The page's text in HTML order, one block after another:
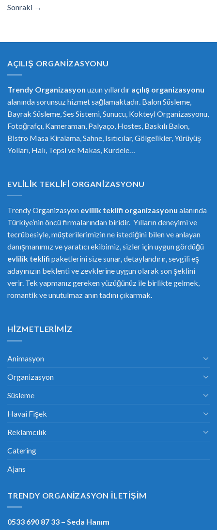
Sonraki →
AÇILIŞ ORGANIZASYONU
Trendy Organizasyon uzun yıllardır açılış organizasyonu
alanında sorunsuz hizmet sağlamaktadır. Balon Süsleme,
Bayrak Süsleme, Ses Sistemi, Sunucu, Kokteyl Organizasyonu,
Fotoğrafçı, Kameraman, Palyaço, Hostes, Baskılı Balon,
Bistro Masa Kiralama, Sahne, Isıtıcılar, Gölgelikler, Yürüyüş
Yolları, Halı, Tepsi ve Makas, Kurdele…
EVLILIK TEKLIFI ORGANIZASYONU
Trendy Organizasyon evlilik teklifi organizasyonu alanında
Türkiye’nin öncü firmalarından biridir. Yılların deneyimi ve
tecrübesiyle, müşterilerimizin ne istediğini bilen ve anlayan
danışmanımız ve yaratıcı ekibimiz, sizler için uygun gördüğü
evlilik teklifi paketlerini size sunar, detaylandırır, sevgili eş
adayınızın beklenti ve zevklerine uygun olarak son şeklini
verir. Tek yapmanız gereken yüzüğünüz ile birlikte gelmek,
romantik ve unutulmaz anın tadını çıkarmak.
HIZMETLERIMIZ
Animasyon
Organizasyon
Süsleme
Havai Fişek
Reklamcılık
Catering
Ajans
TRENDY ORGANIZASYON İLETIŞIM
0533 690 87 33 – Seda Hanım